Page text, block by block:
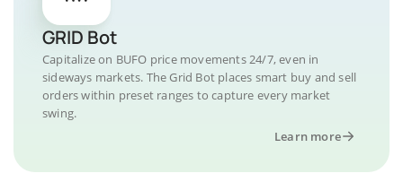
GRID Bot
Capitalize on BUFO price movements 24/7, even in
sideways markets. The Grid Bot places smart buy and sell
orders within preset ranges to capture every market
swing.
Learn more